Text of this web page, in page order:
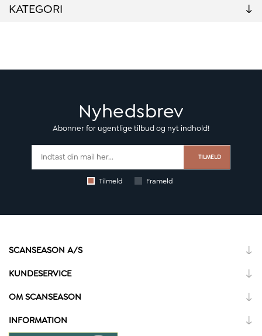
KATEGORI
Nyhedsbrev
Abonner for ugentlige tilbud og nyt indhold!
TILMELD
Tilmeld Frameld
SCANSEASON A/S
KUNDESERVICE
OM SCANSEASON
INFORMATION